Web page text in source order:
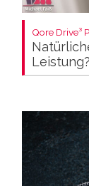
Qore Drive³
Leistung?